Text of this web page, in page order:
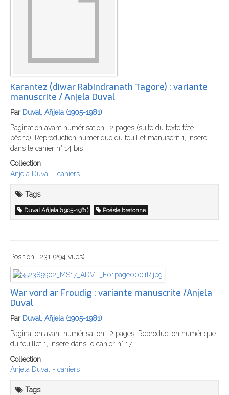
Karantez (diwar Rabindranath Tagore) : variante
manuscrite / Anjela Duval
Par Duval, Añjela (1905-1981)
Pagination avant numérisation : 2 pages (suite du texte tête-
bêche). Reproduction numérique du feuillet manuscrit 1, inséré
dans le cahier n° 14 bis
Collection
Anjela Duval - cahiers
Tags
Duval Añjela (1905-1981) , Poésie bretonne
Position : 231 (294 vues)
War vord ar Froudig : variante manuscrite /Anjela
Duval
Par Duval, Añjela (1905-1981)
Pagination avant numérisation : 2 pages. Reproduction numérique
du feuillet 1, inséré dans le cahier n° 17
Collection
Anjela Duval - cahiers
Tags